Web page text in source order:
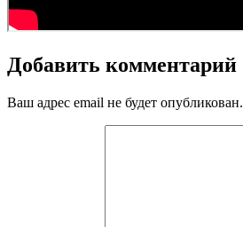
Добавить комментарий
Ваш адрес email не будет опубликован.